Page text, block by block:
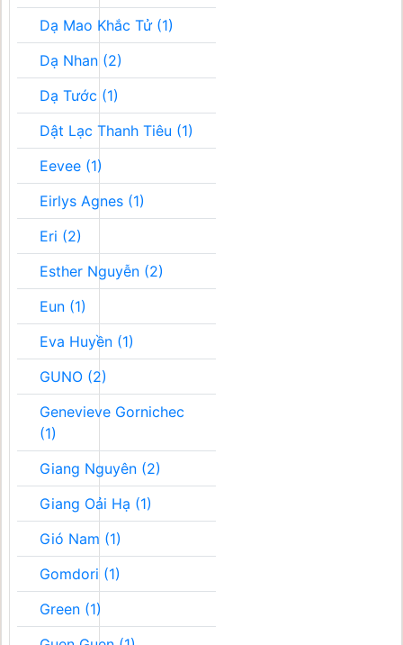
Dạ Mao Khắc Tử (1)
Dạ Nhan (2)
Dạ Tước (1)
Dật Lạc Thanh Tiêu (1)
Eevee (1)
Eirlys Agnes (1)
Eri (2)
Esther Nguyễn (2)
Eun (1)
Eva Huyền (1)
GUNO (2)
Genevieve Gornichec
(1)
Giang Nguyên (2)
Giang Oải Hạ (1)
Gió Nam (1)
Gomdori (1)
Green (1)